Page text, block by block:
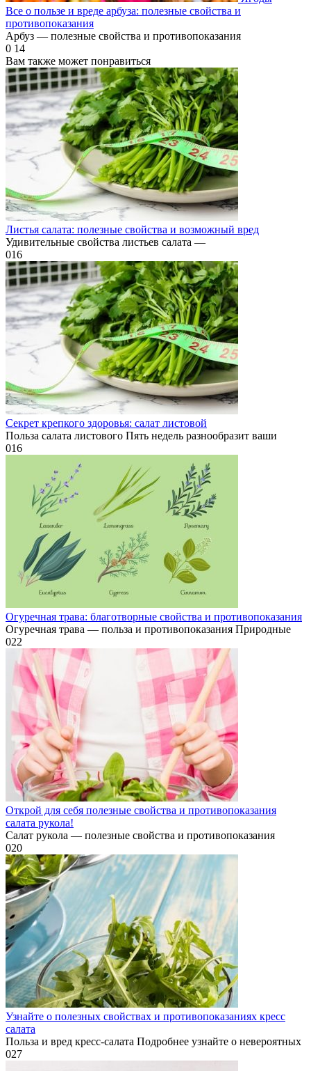
Все о пользе и вреде арбуза: полезные свойства и
противопоказания
Арбуз — полезные свойства и противопоказания
0 14
Вам также может понравиться
Листья салата: полезные свойства и возможный вред
Удивительные свойства листьев салата —
016
Секрет крепкого здоровья: салат листовой
Польза салата листового Пять недель разнообразит ваши
016
Огуречная трава: благотворные свойства и противопоказания
Огуречная трава — польза и противопоказания Природные
022
Открой для себя полезные свойства и противопоказания
салата рукола!
Салат рукола — полезные свойства и противопоказания
020
Узнайте о полезных свойствах и противопоказаниях кресс
салата
Польза и вред кресс-салата Подробнее узнайте о невероятных
027